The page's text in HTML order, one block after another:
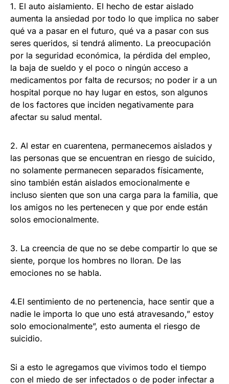
1. El auto aislamiento. El hecho de estar aislado
aumenta la ansiedad por todo lo que implica no saber
qué va a pasar en el futuro, qué va a pasar con sus
seres queridos, si tendrá alimento. La preocupación
por la seguridad económica, la pérdida del empleo,
la baja de sueldo y el poco o ningún acceso a
medicamentos por falta de recursos; no poder ir a un
hospital porque no hay lugar en estos, son algunos
de los factores que inciden negativamente para
afectar su salud mental.
2. Al estar en cuarentena, permanecemos aislados y
las personas que se encuentran en riesgo de suicido,
no solamente permanecen separados físicamente,
sino también están aislados emocionalmente e
incluso sienten que son una carga para la familia, que
los amigos no les pertenecen y que por ende están
solos emocionalmente.
3. La creencia de que no se debe compartir lo que se
siente, porque los hombres no lloran. De las
emociones no se habla.
4.El sentimiento de no pertenencia, hace sentir que a
nadie le importa lo que uno está atravesando,” estoy
solo emocionalmente”, esto aumenta el riesgo de
suicidio.
Si a esto le agregamos que vivimos todo el tiempo
con el miedo de ser infectados o de poder infectar a